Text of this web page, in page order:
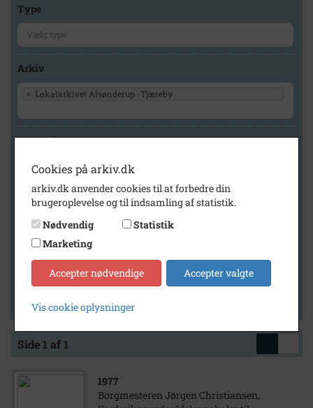
Type
Arkiv
× Lokalarkivet Alsønderup -Tjæreby
Geografi
Generelt
Vis kun med billeder
Vis kun med filmklip
Vis kun med lydklip
Vis kun med kilder
Vis kun med geo-tag
Side 1 af 1
1977
Borgmesteren Jørgen Christiansen,
Cookies på arkiv.dk
arkiv.dk anvender cookies til at forbedre din
brugeroplevelse og til indsamling af statistik.
Nødvendig
Statistik
Marketing
Accepter nødvendige Accepter valgte
Vis cookie oplysninger